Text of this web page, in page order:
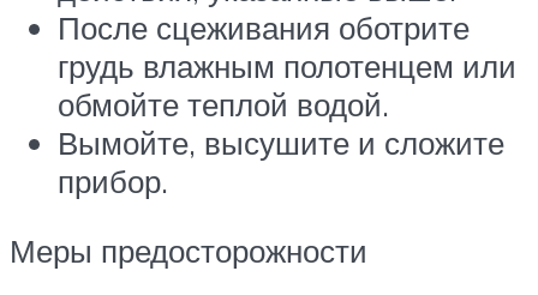
После сцеживания оботрите
грудь влажным полотенцем или
обмойте теплой водой.
Вымойте, высушите и сложите
прибор.
Меры предосторожности